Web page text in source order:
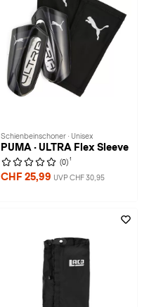
Schienbeinschoner · Unisex
PUMA · ULTRA Flex Sleeve
(0) 1
CHF 25,99 UVP CHF 30,95